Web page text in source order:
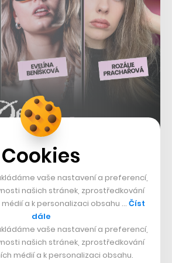
procházku po lávce se platí mýtné
korun). Místní mají snížený
Cookies
vaše nastavení a preferencí,
našich stránek, zprostředkování
a k personalizaci obsahu … Číst
dále
vaše nastavení a preferencí,
našich stránek, zprostředkování
médií a k personalizaci obsahu.